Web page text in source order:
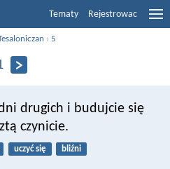
Tematy Rejestrowac
›5
drugich i budujcie się
czynicie.
uczyć się bliźni